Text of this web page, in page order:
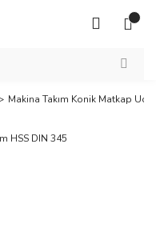
Makina Takım Konik Matkap